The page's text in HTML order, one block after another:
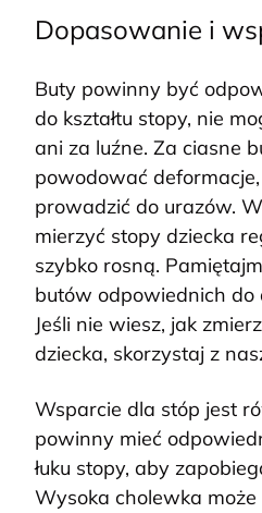
Dopasowanie i
Buty powinny być
do kształtu stopy, nie
ani za luźne. Za ciasne
powodować
prowadzić do urazów.
mierzyć stopy dziecka
szybko rosną.
butów odpowiednich do
Jeśli nie wiesz, jak
dziecka, skorzystaj z
Wsparcie dla stóp jest
powinny mieć
łuku stopy, aby
Wysoka cholewka